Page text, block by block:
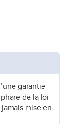
garantie
de la loi
mise en